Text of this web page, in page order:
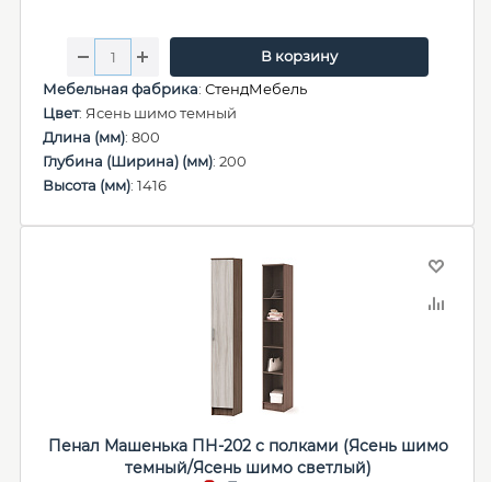
В корзину
Мебельная фабрика: СтендМебель
Цвет: Ясень шимо темный
Длина (мм): 800
Глубина (Ширина) (мм): 200
Высота (мм): 1416
Пенал Машенька ПН-202 с полками (Ясень шимо
темный/Ясень шимо светлый)